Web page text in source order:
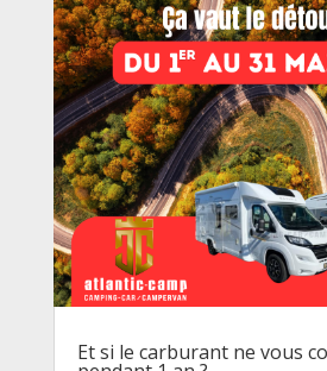
Et si le carburant ne vous